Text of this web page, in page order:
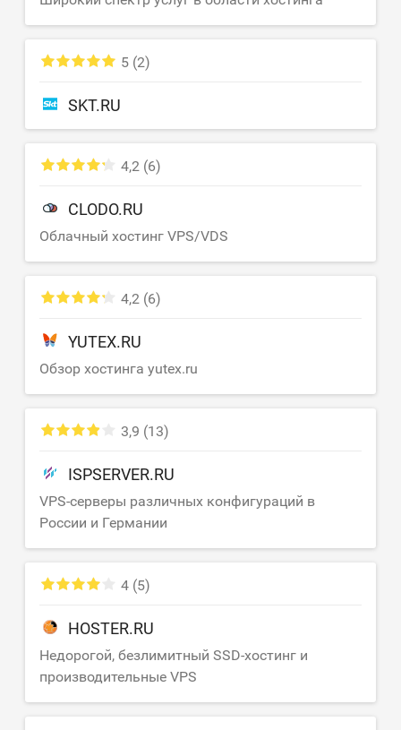
SKT.RU
5 (2)
CLODO.RU
Облачный хостинг VPS/VDS
4,2 (6)
YUTEX.RU
Обзор хостинга yutex.ru
4,2 (6)
ISPSERVER.RU
VPS-серверы различных конфигураций в
России и Германии
3,9 (13)
HOSTER.RU
Недорогой, безлимитный SSD-хостинг и
производительные VPS
4 (5)